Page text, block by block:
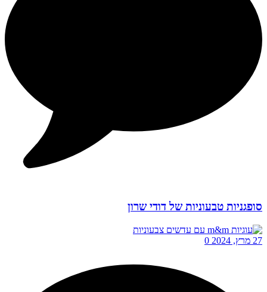
סופגניות טבעוניות של דודי שרון
27 מרץ, 2024 0